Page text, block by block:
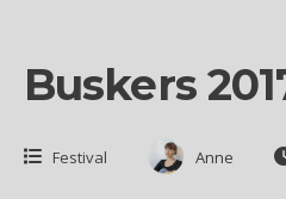
Buskers
Festival Anne